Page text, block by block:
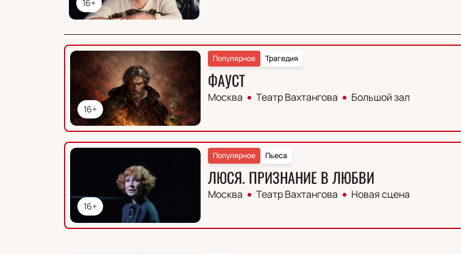
16+
16+
Трагедия
Популярное
ФАУСТ
Москва Театр Вахтангова Большой зал
16+
Пьеса
Популярное
ЛЮСЯ. ПРИЗНАНИЕ В ЛЮБВИ
Москва Театр Вахтангова Новая сцена